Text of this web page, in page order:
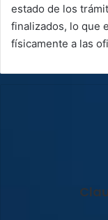
estado de los
finalizados, lo que
físicamente a las